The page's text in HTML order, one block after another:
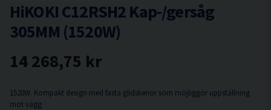
HiKOKI C12RSH2 Kap-/gersåg
305MM (1520W)
14 268,75 kr
1520W. Kompakt design med fasta glidskenor som möjliggör uppställning
mot vägg